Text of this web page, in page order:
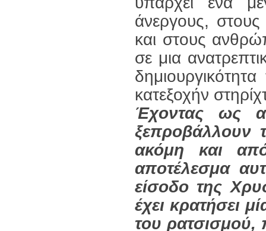
άνεργους, στους
και στους
σε μια
κατεξοχήν
Έχοντας ως
ξεπροβάλλουν
ακόμη και
αποτέλεσμα
είσοδο της
έχει κρατήσει
του ρατσισμού,